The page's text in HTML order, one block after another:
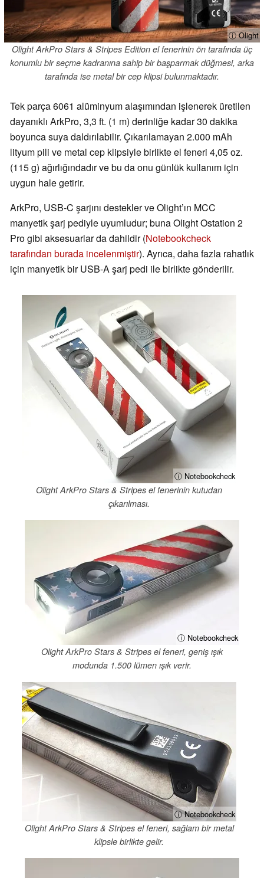
ⓘ Olight
Olight ArkPro Stars & Stripes Edition el fenerinin ön tarafında üç
konumlu bir seçme kadranına sahip bir başparmak düğmesi, arka
tarafında ise metal bir cep klipsi bulunmaktadır.
Tek parça 6061 alüminyum alaşımından işlenerek üretilen
dayanıklı ArkPro, 3,3 ft. (1 m) derinliğe kadar 30 dakika
boyunca suya daldırılabilir. Çıkarılamayan 2.000 mAh
lityum pili ve metal cep klipsiyle birlikte el feneri 4,05 oz.
(115 g) ağırlığındadır ve bu da onu günlük kullanım için
uygun hale getirir.
ArkPro, USB‑C şarjını destekler ve Olight’ın MCC
manyetik şarj pediyle uyumludur; buna Olight Ostation 2
Pro gibi aksesuarlar da dahildir (Notebookcheck
tarafından burada incelenmiştir). Ayrıca, daha fazla rahatlık
için manyetik bir USB-A şarj pedi ile birlikte gönderilir.
ⓘ Notebookcheck
Olight ArkPro Stars & Stripes el fenerinin kutudan
çıkarılması.
ⓘ Notebookcheck
Olight ArkPro Stars & Stripes el feneri, geniş ışık
modunda 1.500 lümen ışık verir.
ⓘ Notebookcheck
Olight ArkPro Stars & Stripes el feneri, sağlam bir metal
klipsle birlikte gelir.